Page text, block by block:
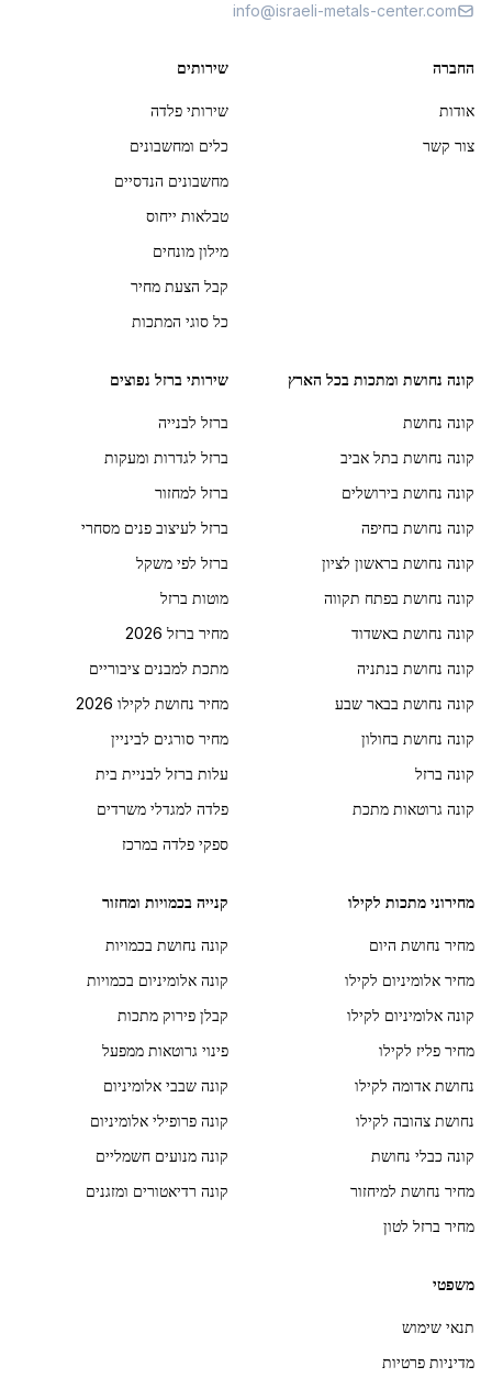
info@israeli-metals-center.com
החברה
אודות
צור קשר
שירותים
שירותי פלדה
כלים ומחשבונים
מחשבונים הנדסיים
טבלאות ייחוס
מילון מונחים
קבל הצעת מחיר
כל סוגי המתכות
קונה נחושת ומתכות בכל הארץ
קונה נחושת
קונה נחושת בתל אביב
קונה נחושת בירושלים
קונה נחושת בחיפה
קונה נחושת בראשון לציון
קונה נחושת בפתח תקווה
קונה נחושת באשדוד
קונה נחושת בנתניה
קונה נחושת בבאר שבע
קונה נחושת בחולון
קונה ברזל
קונה גרוטאות מתכת
שירותי ברזל נפוצים
ברזל לבנייה
ברזל לגדרות ומעקות
ברזל למחזור
ברזל לעיצוב פנים מסחרי
ברזל לפי משקל
מוטות ברזל
מחיר ברזל 2026
מתכת למבנים ציבוריים
מחיר נחושת לקילו 2026
מחיר סורגים לביניין
עלות ברזל לבניית בית
פלדה למגדלי משרדים
ספקי פלדה במרכז
מחירוני מתכות לקילו
מחיר נחושת היום
מחיר אלומיניום לקילו
קונה אלומיניום לקילו
מחיר פליז לקילו
נחושת אדומה לקילו
נחושת צהובה לקילו
קונה כבלי נחושת
מחיר נחושת למיחזור
מחיר ברזל לטון
קנייה בכמויות ומחזור
קונה נחושת בכמויות
קונה אלומיניום בכמויות
קבלן פירוק מתכות
פינוי גרוטאות ממפעל
קונה שבבי אלומיניום
קונה פרופילי אלומיניום
קונה מנועים חשמליים
קונה רדיאטורים ומזגנים
משפטי
תנאי שימוש
מדיניות פרטיות